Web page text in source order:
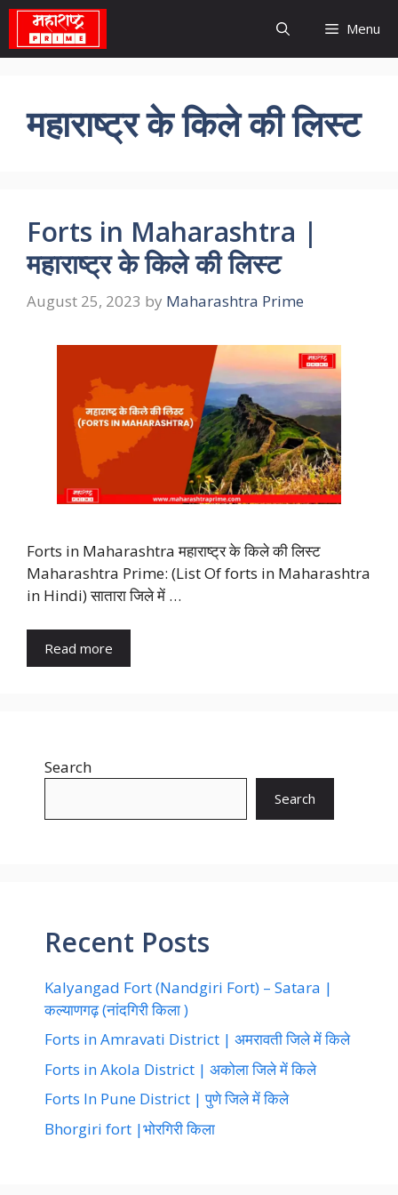
Skip
content
Menu
महाराष्ट्र के किले की लिस्ट
Forts in Maharashtra |
महाराष्ट्र के किले की लिस्ट
August 25, 2023 by Maharashtra Prime
Forts in Maharashtra महाराष्ट्र के किले की लिस्ट
Maharashtra Prime: (List Of forts in Maharashtra
in Hindi) सातारा जिले में …
Read more
Search
Search
Recent Posts
Kalyangad Fort (Nandgiri Fort) – Satara |
कल्याणगढ़ (नांदगिरी किला )
Forts in Amravati District | अमरावती जिले में किले
Forts in Akola District | अकोला जिले में किले
Forts In Pune District | पुणे जिले में किले
Bhorgiri fort |भोरगिरी किला